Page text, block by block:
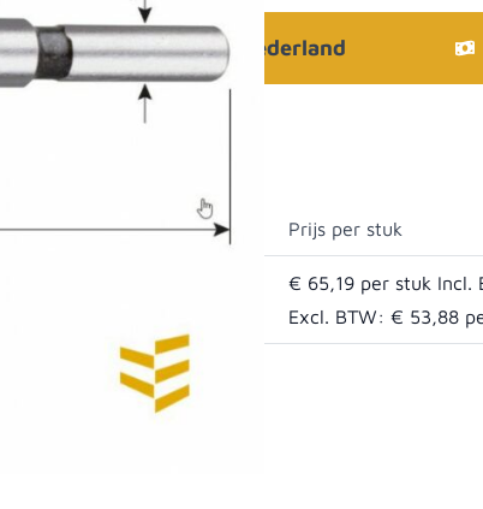
Bezorgen in heel Nederland
Prijs per stuk
€ 65,19
Excl. BTW: € 53,88